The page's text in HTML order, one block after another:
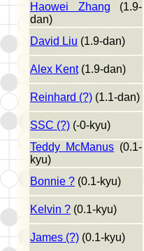
Haowei Zhang (1.9-
dan)
David Liu (1.9-dan)
Alex Kent(1.9-dan)
Reinhard (?) (1.1-dan)
SSC (?) (-0-kyu)
Teddy McManus (0.1-
kyu)
Bonnie ? (0.1-kyu)
Kelvin ? (0.1-kyu)
James (?) (0.1-kyu)